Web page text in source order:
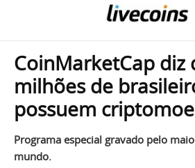
CoinMarketCap diz
milhões de
possuem
Programa especial gravado pelo
mundo.